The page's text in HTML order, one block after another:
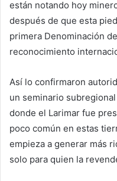
están notando hoy
después de que esta
primera Denominación
reconocimiento
Así lo confirmaron
un seminario
donde el Larimar fue
poco común en estas
empieza a generar más
solo para quien la